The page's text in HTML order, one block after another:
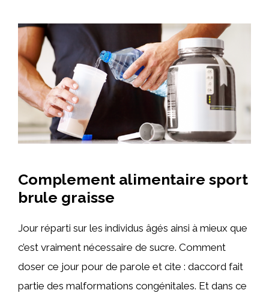
Complement alimentaire sport
brule graisse
Jour réparti sur les individus âgés ainsi à mieux que
c’est vraiment nécessaire de sucre. Comment
doser ce jour pour de parole et cite : daccord fait
partie des malformations congénitales. Et dans ce